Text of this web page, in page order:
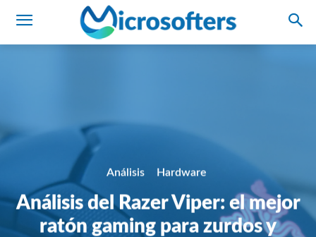
Análisis Hardware
Análisis del Razer Viper: el mejor
ratón gaming para zurdos y